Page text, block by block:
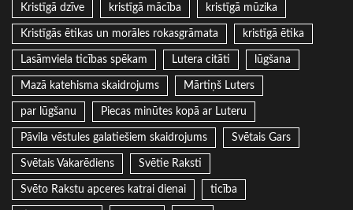
Kristīgā dzīve kristīgā mācība kristīgā mūzika
Kristīgās ētikas un morāles rokasgrāmata kristīgā ētika
Lasāmviela ticības spēkam Lutera citāti lūgšana
Mazā katehisma skaidrojums Mārtiņš Luters
par lūgšanu Piecas minūtes kopā ar Luteru
Pāvila vēstules galatiešiem skaidrojums Svētais Gars
Svētais Vakarēdiens Svētie Raksti
Svēto Rakstu apceres katrai dienai ticība